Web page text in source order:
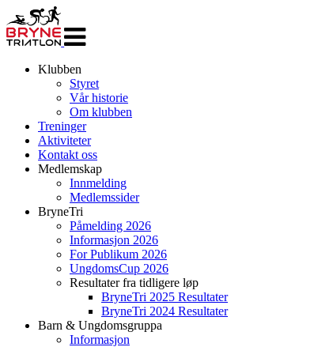
navigasjon
Klubben
Styret
Vår historie
Om klubben
Treninger
Aktiviteter
Kontakt oss
Medlemskap
Innmelding
Medlemssider
BryneTri
Påmelding 2026
Informasjon 2026
For Publikum 2026
UngdomsCup 2026
Resultater fra tidligere løp
BryneTri 2025 Resultater
BryneTri 2024 Resultater
Barn & Ungdomsgruppa
Informasjon